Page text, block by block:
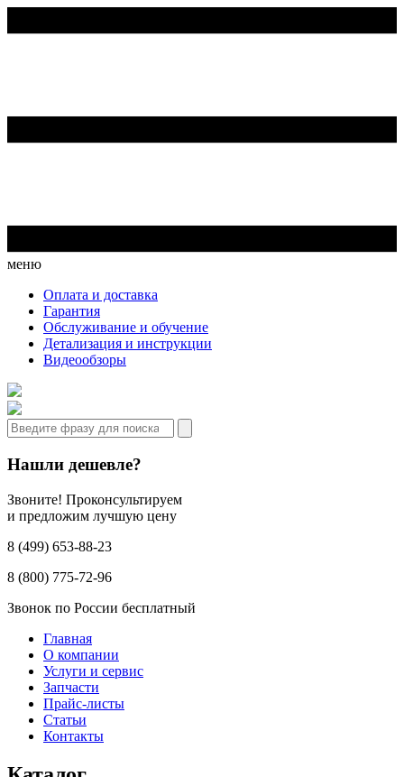
меню
Оплата и доставка
Гарантия
Обслуживание и обучение
Детализация и инструкции
Видеообзоры
Нашли дешевле?
Звоните! Проконсультируем
и предложим лучшую цену
8 (499) 653-88-23
8 (800) 775-72-96
Звонок по России бесплатный
Главная
О компании
Услуги и сервис
Запчасти
Прайс-листы
Статьи
Контакты